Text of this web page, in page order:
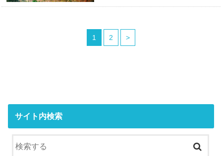
1 2 >
サイト内検索